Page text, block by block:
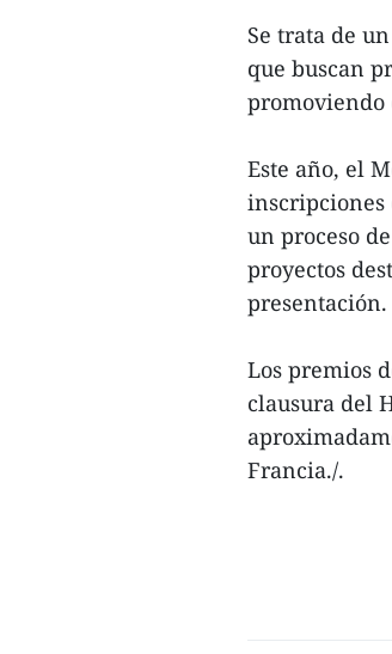
Se trata de
que buscan
promoviendo
Este año, el
inscripciones
un proceso
proyectos
presentación.
Los premios
clausura del
Francia./.